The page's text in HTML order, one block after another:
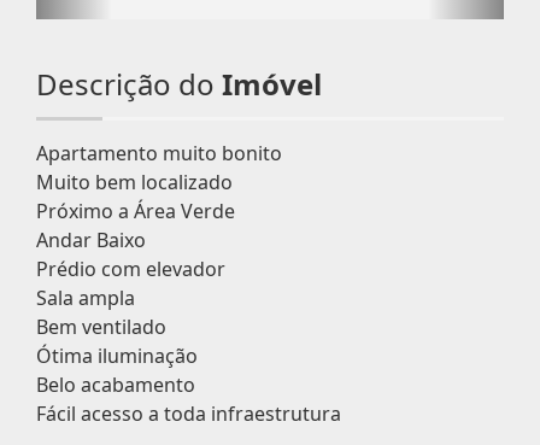
Descrição do Imóvel
Apartamento muito bonito
Muito bem localizado
Próximo a Área Verde
Andar Baixo
Prédio com elevador
Sala ampla
Bem ventilado
Ótima iluminação
Belo acabamento
Fácil acesso a toda infraestrutura